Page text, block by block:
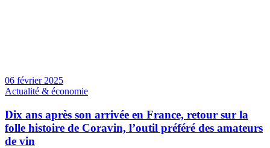
06 février 2025
Actualité & économie
Dix ans après son arrivée en France, retour sur la
folle histoire de Coravin, l’outil préféré des amateurs
de vin